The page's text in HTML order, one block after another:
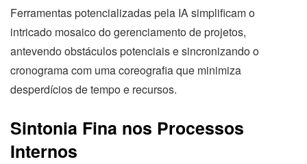
Ferramentas potencializadas pela IA simplificam o
intricado mosaico do gerenciamento de projetos,
antevendo obstáculos potenciais e sincronizando o
cronograma com uma coreografia que minimiza
desperdícios de tempo e recursos.
Sintonia Fina nos Processos
Internos